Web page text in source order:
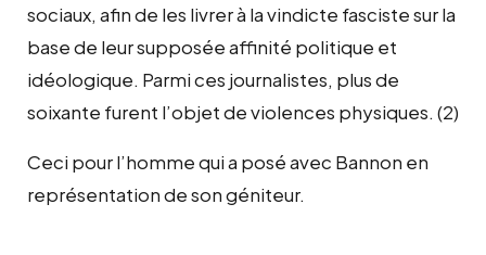
sociaux, afin de les livrer à la vindicte fasciste sur la
base de leur supposée affinité politique et
idéologique. Parmi ces journalistes, plus de
soixante furent l’objet de violences physiques. (2)
Ceci pour l’homme qui a posé avec Bannon en
représentation de son géniteur.